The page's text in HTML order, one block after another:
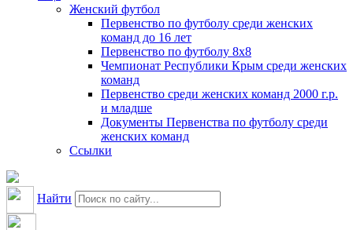
Женский футбол
Первенство по футболу среди женских
команд до 16 лет
Первенство по футболу 8х8
Чемпионат Республики Крым среди женских
команд
Первенство среди женских команд 2000 г.р.
и младше
Документы Первенства по футболу среди
женских команд
Ссылки
Найти